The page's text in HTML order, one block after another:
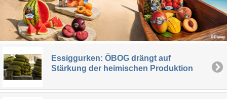
Essiggurken: ÖBOG drängt auf
Stärkung der heimischen Produktion